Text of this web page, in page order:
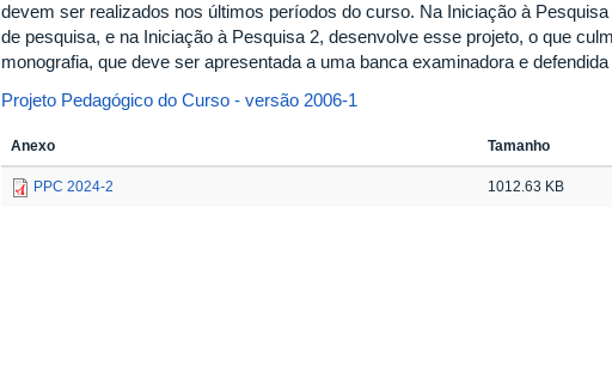
devem ser realizados nos últimos períodos do curso. Na Iniciação à
de pesquisa, e na Iniciação à Pesquisa 2, desenvolve esse projeto, o que
monografia, que deve ser apresentada a uma banca examinadora e
Projeto Pedagógico do Curso - versão 2006-1
Anexo Tamanho
PPC 2024-2 1012.63 KB